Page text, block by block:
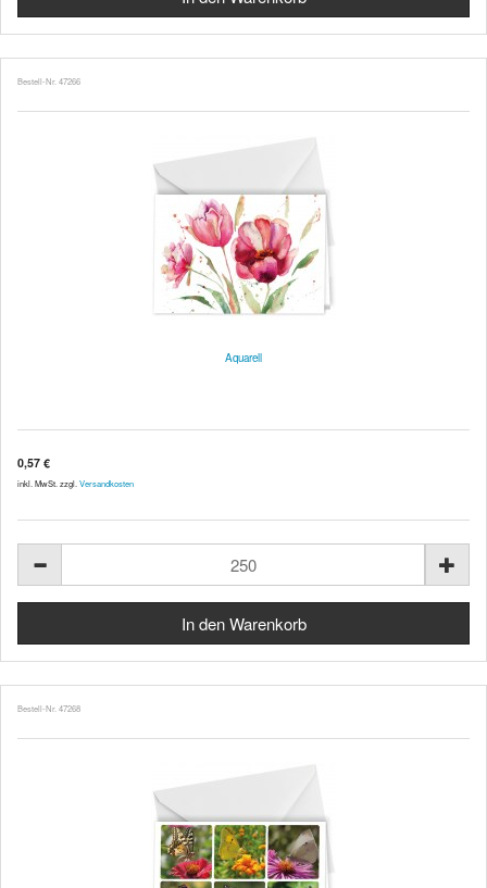
Bestell-Nr. 47266
Aquarell
0,57 €
inkl. MwSt. zzgl. Versandkosten
Bestell-Nr. 47268